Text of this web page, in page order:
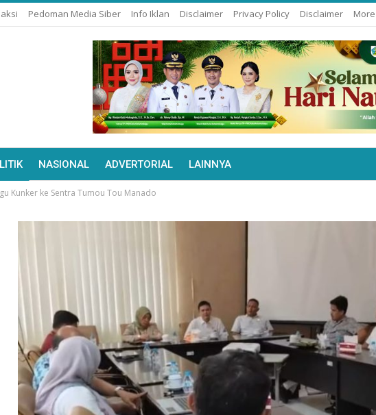
Pedoman Media Siber Info Iklan Disclaimer Privacy Policy Disclaimer More
NASIONAL ADVERTORIAL LAINNYA
Kunker ke Sentra Tumou Tou Manado